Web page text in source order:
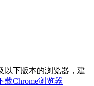
以下版本的浏览器，建
载Chrome浏览器